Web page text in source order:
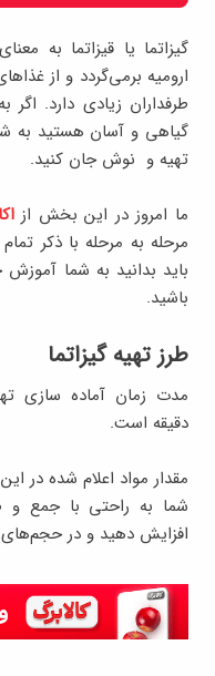
گیزاتما یا قیزاتما به
ارومیه برمی‌گردد و از
طرفداران زیادی دارد.
گیاهی و آسان هستید به
تهیه و نوش جان کنید.
ما امروز در این بخش از
مرحله به مرحله با ذکر
باید بدانید به شما
باشید.
طرز تهیه گیزاتما
مدت زمان آماده‌ سازی
دقیقه است.
شما به راحتی با جمع و
افزایش دهید و در حجم‌های